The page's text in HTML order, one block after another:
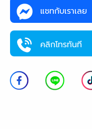
แชทกับเราเลย
คลิกโทรทันที